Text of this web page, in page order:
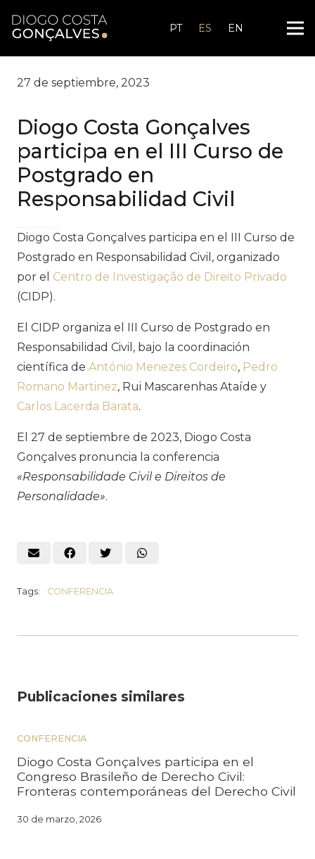
PT ES EN
27 de septiembre, 2023
Diogo Costa Gonçalves
participa en el III Curso de
Postgrado en
Responsabilidad Civil
Diogo Costa Gonçalves participa en el III Curso de
Postgrado en Responsabilidad Civil, organizado
por el Centro de Investigação de Direito Privado
(CIDP).
El CIDP organiza el III Curso de Postgrado en
Responsabilidad Civil, bajo la coordinación
científica de António Menezes Cordeiro, Pedro
Romano Martinez, Rui Mascarenhas Ataíde y
Carlos Lacerda Barata.
El 27 de septiembre de 2023, Diogo Costa
Gonçalves pronuncia la conferencia
«Responsabilidade Civil e Direitos de
Personalidade».
Tags: CONFERENCIA
Publicaciones similares
CONFERENCIA
Diogo Costa Gonçalves participa en el
Congreso Brasileño de Derecho Civil:
Fronteras contemporáneas del Derecho Civil
30 de marzo, 2026